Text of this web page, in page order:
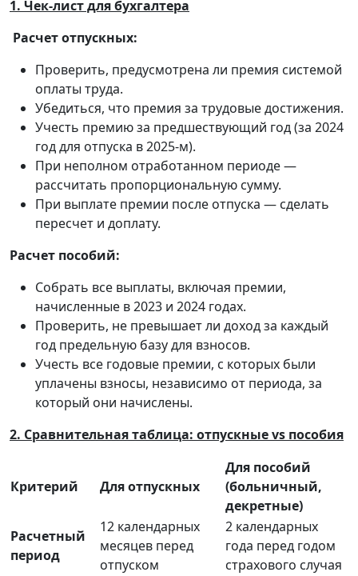
1. Чек-лист для бухгалтера
Расчет отпускных:
Проверить, предусмотрена ли премия системой
оплаты труда.
Убедиться, что премия за трудовые достижения.
Учесть премию за предшествующий год (за 2024
год для отпуска в 2025-м).
При неполном отработанном периоде —
рассчитать пропорциональную сумму.
При выплате премии после отпуска — сделать
пересчет и доплату.
Расчет пособий:
Собрать все выплаты, включая премии,
начисленные в 2023 и 2024 годах.
Проверить, не превышает ли доход за каждый
год предельную базу для взносов.
Учесть все годовые премии, с которых были
уплачены взносы, независимо от периода, за
который они начислены.
2. Сравнительная таблица: отпускные vs пособия
Критерий Для отпускных
Для пособий
(больничный,
декретные)
Расчетный
период
12 календарных
месяцев перед
отпуском
2 календарных
года перед годом
страхового случая